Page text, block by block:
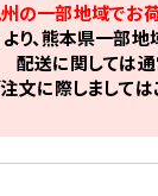
州の一部地域でお
、熊本県一部地
配送に関しては通
文に際しましては